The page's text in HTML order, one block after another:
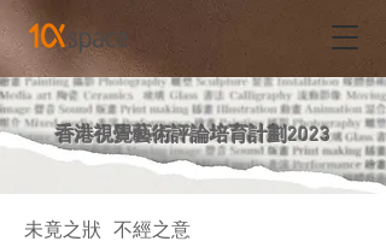
香港視覺藝術評論培育計劃2023
未竟之狀 不經之意